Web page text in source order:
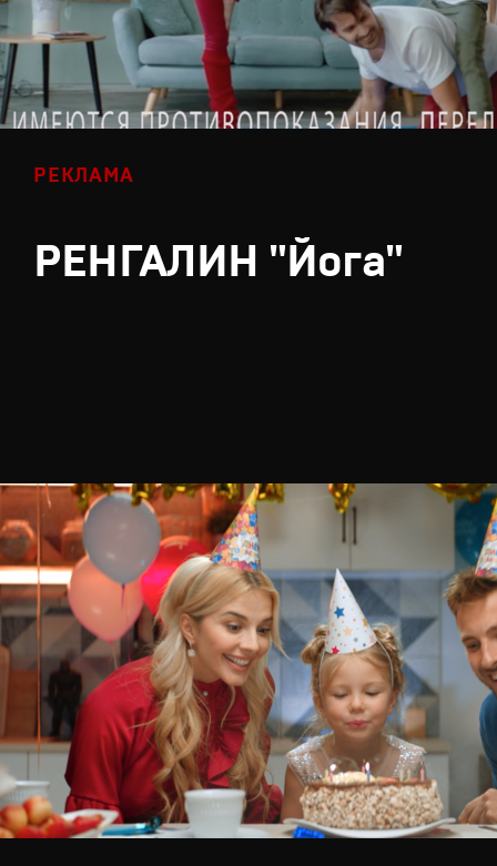
РЕКЛАМА
РЕНГАЛИН "Йога"